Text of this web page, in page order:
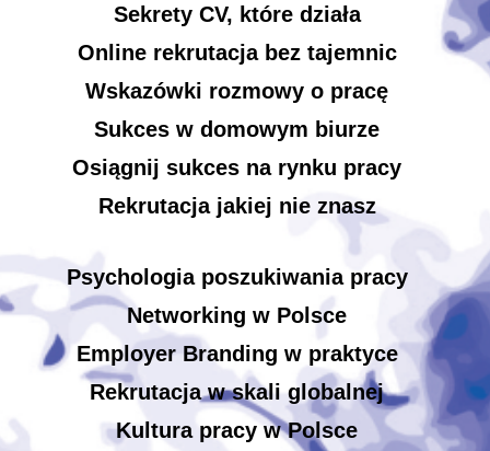
Sekrety CV, które działa
Online rekrutacja bez tajemnic
Wskazówki rozmowy o pracę
Sukces w domowym biurze
Osiągnij sukces na rynku pracy
Rekrutacja jakiej nie znasz
Psychologia poszukiwania pracy
Networking w Polsce
Employer Branding w praktyce
Rekrutacja w skali globalnej
Kultura pracy w Polsce